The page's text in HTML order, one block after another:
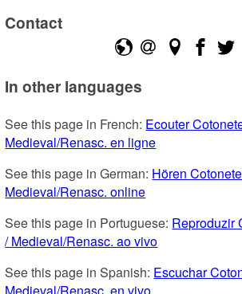
Contact
In other languages
See this page in French: Ecouter
Medieval/Renasc. en ligne
See this page in German: Hören
Medieval/Renasc. online
See this page in Portuguese: Reproduzir
/ Medieval/Renasc. ao vivo
See this page in Spanish: Escuchar
Medieval/Renasc. en vivo